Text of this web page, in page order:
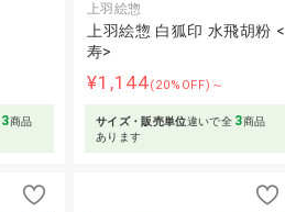
3商品
上羽絵惣
上羽絵惣 白狐印 水飛胡粉 <
寿>
¥1,144(20%OFF)～
サイズ・販売単位違いで全 3商品
あります